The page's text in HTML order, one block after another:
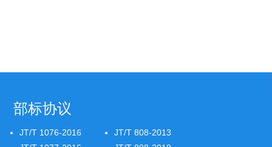
部标协议
JT/T 1076-2016
JT/T 808-2013